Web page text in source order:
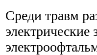
Среди травм